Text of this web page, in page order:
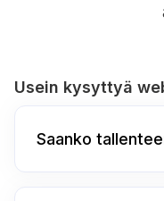
Usein kysyttyä
Saanko